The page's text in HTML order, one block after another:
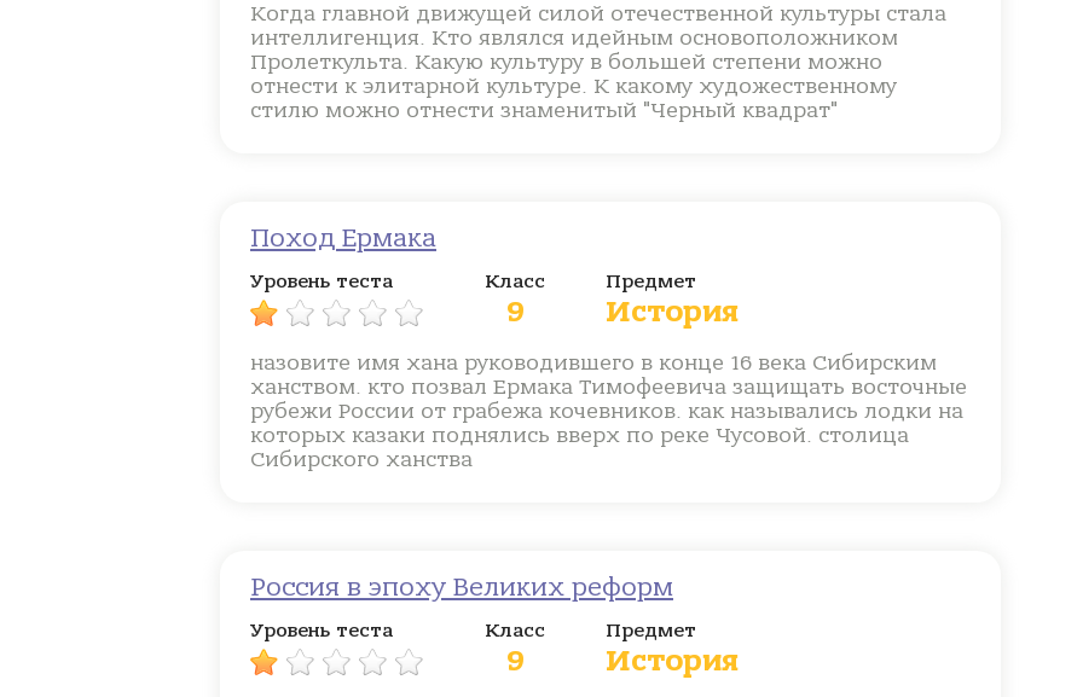
Когда главной движущей силой отечественной культуры стала
интеллигенция. Кто являлся идейным основоположником
Пролеткульта. Какую культуру в большей степени можно
отнести к элитарной культуре. К какому художественному
стилю можно отнести знаменитый "Черный квадрат"
Поход Ермака
Уровень теста Класс
9
Предмет
История
назовите имя хана руководившего в конце 16 века Сибирским
ханством. кто позвал Ермака Тимофеевича защищать восточные
рубежи России от грабежа кочевников. как назывались лодки на
которых казаки поднялись вверх по реке Чусовой. столица
Сибирского ханства
Россия в эпоху Великих реформ
Уровень теста Класс
9
Предмет
История